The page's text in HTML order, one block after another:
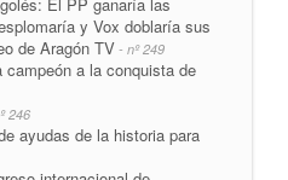
y Vox doblaría sus
de Aragón TV - nº 249
a la conquista de
246
ayudas de la historia para